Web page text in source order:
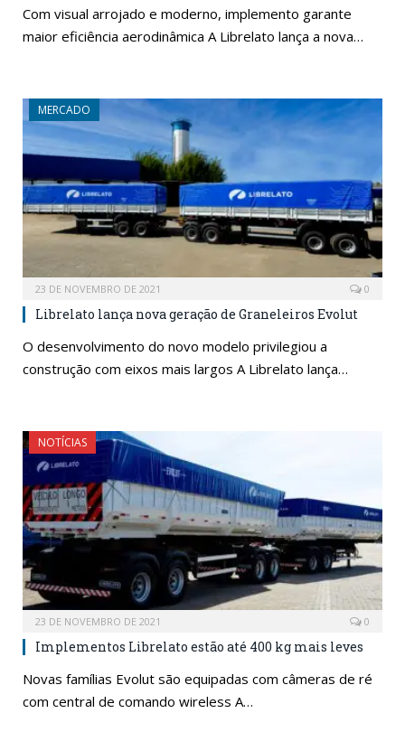
Com visual arrojado e moderno, implemento garante
maior eficiência aerodinâmica A Librelato lança a nova…
MERCADO
23 DE NOVEMBRO DE 2021 0
Librelato lança nova geração de Graneleiros Evolut
O desenvolvimento do novo modelo privilegiou a
construção com eixos mais largos A Librelato lança…
NOTÍCIAS
23 DE NOVEMBRO DE 2021 0
Implementos Librelato estão até 400 kg mais leves
Novas famílias Evolut são equipadas com câmeras de ré
com central de comando wireless A…